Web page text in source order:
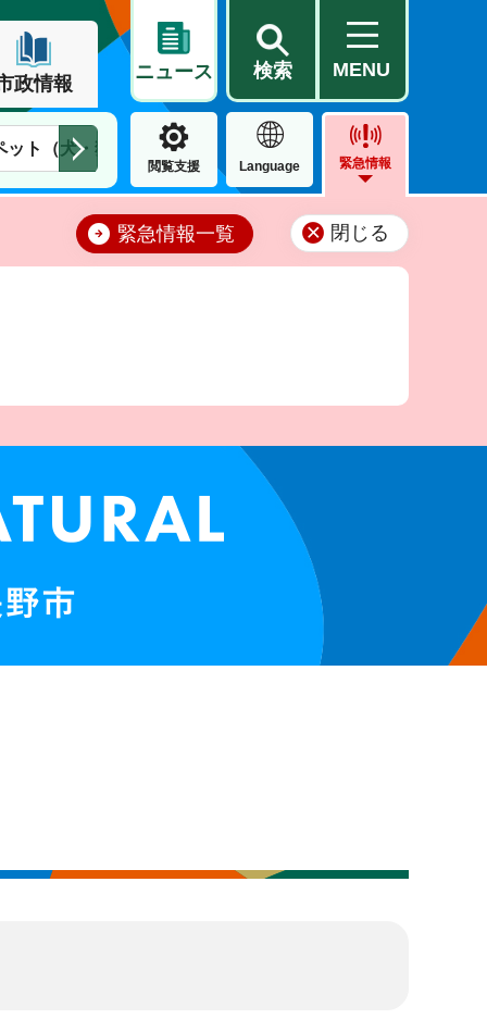
政情報
ニュース 検索 MENU
ット（犬・猫） 住民票・戸籍 公営住宅
閲覧支援 Language 緊急情報
緊急情報一覧 閉じる